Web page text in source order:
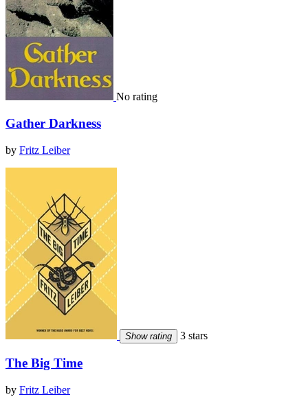
No rating
Gather Darkness
by Fritz Leiber
Show rating 3 stars
The Big Time
by Fritz Leiber